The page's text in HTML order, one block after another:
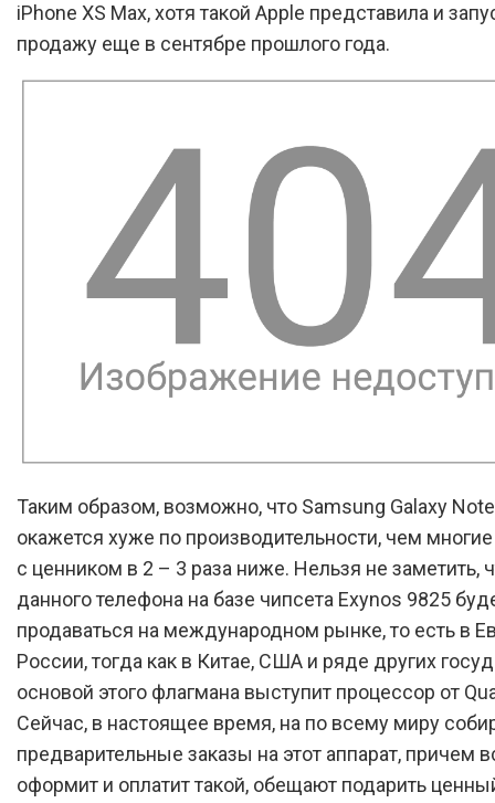
iPhone XS Max, хотя такой Apple представила и
продажу еще в сентябре прошлого года.
Таким образом, возможно, что Samsung Galaxy
окажется хуже по производительности, чем
с ценником в 2 – 3 раза ниже. Нельзя не заметить,
данного телефона на базе чипсета Exynos 9825
продаваться на международном рынке, то есть в
России, тогда как в Китае, США и ряде других
основой этого флагмана выступит процессор от
Сейчас, в настоящее время, на по всему миру
предварительные заказы на этот аппарат, причем
оформит и оплатит такой, обещают подарить